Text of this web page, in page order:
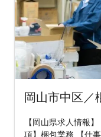
岡山市中区／
【岡山県求人情報
項】梱包業務 【仕